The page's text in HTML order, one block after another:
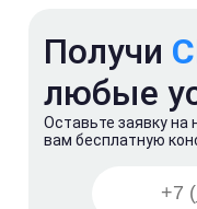
Получи
любые
Оставьте заявку
вам бесплатную